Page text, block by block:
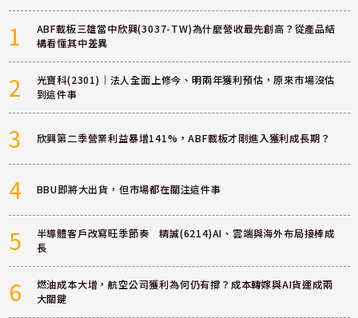
1
ABF載板三雄當中欣興(3037-TW)為什麼營收最先創高？從產品結
構看懂其中差異
2
光寶科(2301)｜法人全面上修今、明兩年獲利預估，原來市場沒估
到這件事
3 欣興第二季營業利益暴增141%，ABF載板才剛進入獲利成長期？
4 BBU即將大出貨，但市場都在關注這件事
5
半導體客戶改寫旺季節奏 精誠(6214)AI、雲端與海外布局接棒成
長
6
燃油成本大增，航空公司獲利為何仍有撐？成本轉嫁與AI貨運成兩
大關鍵